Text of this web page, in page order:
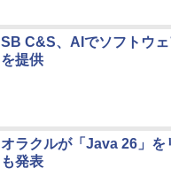
SB C&S、AIでソフトウ
を提供
オラクルが「Java 26」
も発表